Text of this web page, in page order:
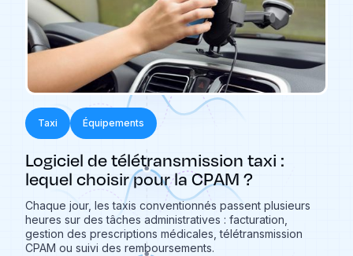
Taxi Équipements
Logiciel de télétransmission taxi :
lequel choisir pour la CPAM ?
Chaque jour, les taxis conventionnés passent plusieurs
heures sur des tâches administratives : facturation,
gestion des prescriptions médicales, télétransmission
CPAM ou suivi des remboursements.